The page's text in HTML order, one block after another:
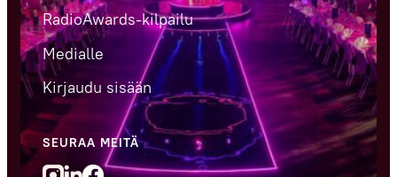
RadioAwards-kilpailu
Medialle
Kirjaudu sisään
SEURAA MEITÄ